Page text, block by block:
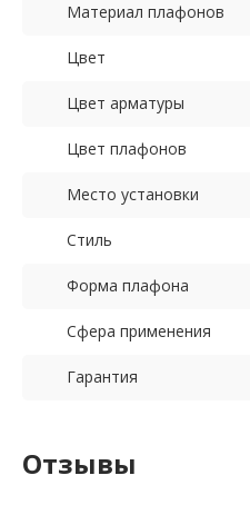
Материал плафонов
Цвет
Цвет арматуры
Цвет плафонов
Место установки
Стиль
Форма плафона
Сфера применения
Гарантия
Отзывы